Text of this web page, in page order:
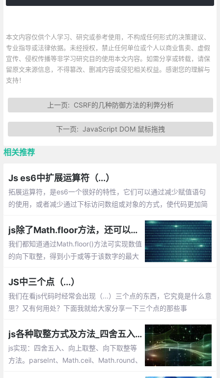
本文内容仅供个人学习、研究或参考使用，不构成任何形式的决策建议、
专业指导或法律依据。未经授权，禁止任何单位或个人以商业售卖、虚假
宣传、侵权传播等非学习研究目的使用本文内容。如需分享或转载，请保
留原文来源信息，不得篡改、删减内容或侵犯相关权益。感谢您的理解与
支持！
上一页: CSRF的几种防御方法的利弊分析
下一页: JavaScript DOM 鼠标拖拽
相关推荐
Js es6中扩展运算符（...）
拓展运算符，是es6一个很好的特性，它们可以通过减少赋值语句
的使用，或者减少通过下标访问数组或对象的方式，使代码更加简
以及相关知识。
js除了Math.floor方法，还可以通过位运算|，>>实现向下取整
我们都知道通过Math.floor()方法可实现数值
的向下取整，得到小于或等于该数字的最大
运算|，>>来实现向下取整哦
JS中三个点（...）
我们在看js代码时经常会出现（...）三个点的东西，它究竟是什么意
思？又有何用处？下面我就给大家分享一下三个点的那些事
js各种取整方式及方法_四舍五入、向上取整、向下取整
js实现：四舍五入、向上取整、向下取整等
方法。parseInt、Math.ceil、Math.round、